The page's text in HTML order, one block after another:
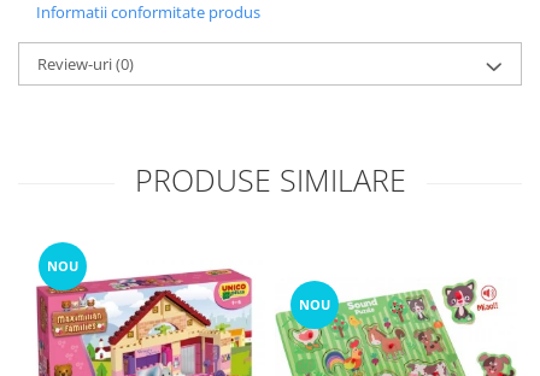
Informatii conformitate produs
Review-uri(0)
PRODUSE SIMILARE
NOU
NOU